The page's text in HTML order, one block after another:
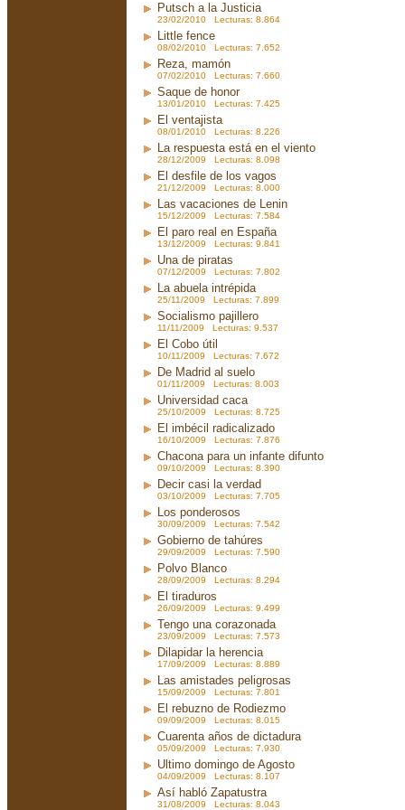
Putsch a la Justicia
23/02/2010 Lecturas: 8.864
Little fence
08/02/2010 Lecturas: 7.652
Reza, mamón
07/02/2010 Lecturas: 7.660
Saque de honor
13/01/2010 Lecturas: 7.425
El ventajista
08/01/2010 Lecturas: 8.226
La respuesta está en el viento
28/12/2009 Lecturas: 8.098
El desfile de los vagos
21/12/2009 Lecturas: 8.000
Las vacaciones de Lenin
15/12/2009 Lecturas: 7.584
El paro real en España
13/12/2009 Lecturas: 9.841
Una de piratas
07/12/2009 Lecturas: 7.802
La abuela intrépida
25/11/2009 Lecturas: 7.899
Socialismo pajillero
11/11/2009 Lecturas: 9.537
El Cobo útil
10/11/2009 Lecturas: 7.672
De Madrid al suelo
01/11/2009 Lecturas: 8.003
Universidad caca
25/10/2009 Lecturas: 8.725
El imbécil radicalizado
16/10/2009 Lecturas: 7.876
Chacona para un infante difunto
09/10/2009 Lecturas: 8.390
Decir casi la verdad
03/10/2009 Lecturas: 7.705
Los ponderosos
30/09/2009 Lecturas: 7.542
Gobierno de tahúres
29/09/2009 Lecturas: 7.590
Polvo Blanco
28/09/2009 Lecturas: 8.294
El tiraduros
26/09/2009 Lecturas: 9.499
Tengo una corazonada
23/09/2009 Lecturas: 7.573
Dilapidar la herencia
17/09/2009 Lecturas: 8.889
Las amistades peligrosas
15/09/2009 Lecturas: 7.801
El rebuzno de Rodiezmo
09/09/2009 Lecturas: 8.015
Cuarenta años de dictadura
05/09/2009 Lecturas: 7.930
Ultimo domingo de Agosto
04/09/2009 Lecturas: 8.107
Así habló Zapatustra
31/08/2009 Lecturas: 8.043